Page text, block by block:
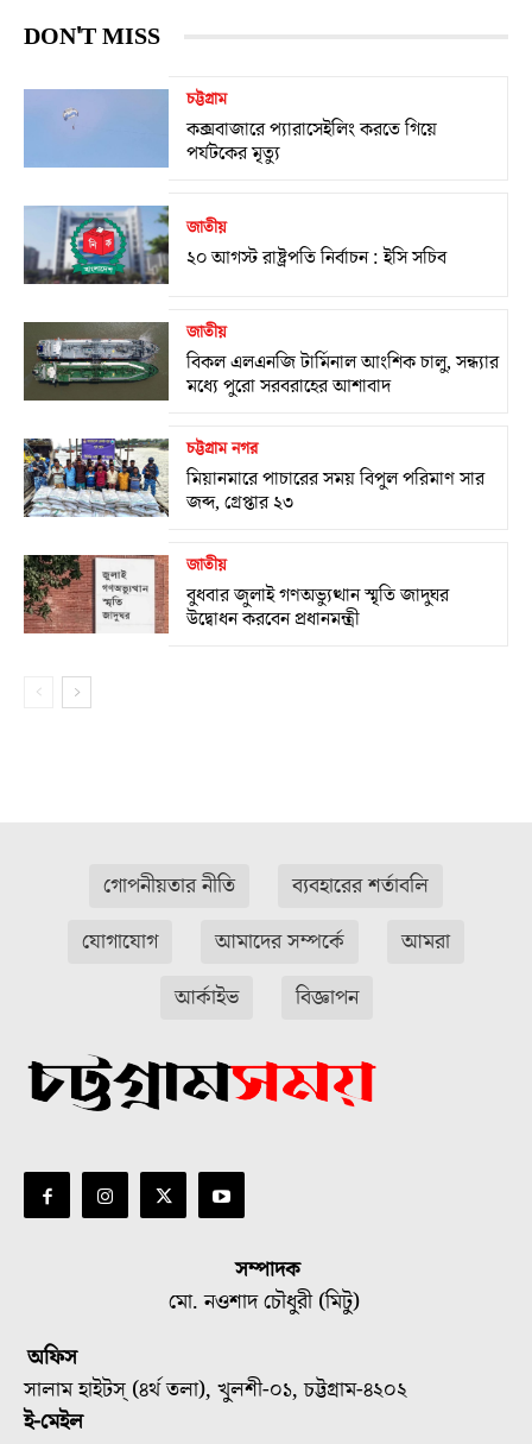
DON'T MISS
চট্টগ্রাম
কক্সবাজারে প্যারাসেইলিং করতে গিয়ে
পর্যটকের মৃত্যু
জাতীয়
২০ আগস্ট রাষ্ট্রপতি নির্বাচন : ইসি সচিব
জাতীয়
বিকল এলএনজি টার্মিনাল আংশিক চালু, সন্ধ্যার
মধ্যে পুরো সরবরাহের আশাবাদ
চট্টগ্রাম নগর
মিয়ানমারে পাচারের সময় বিপুল পরিমাণ সার
জব্দ, গ্রেপ্তার ২৩
জাতীয়
বুধবার জুলাই গণঅভ্যুত্থান স্মৃতি জাদুঘর
উদ্বোধন করবেন প্রধানমন্ত্রী
গোপনীয়তার নীতি
ব্যবহারের শর্তাবলি
যোগাযোগ
আমাদের সম্পর্কে
আমরা
আর্কাইভ
বিজ্ঞাপন
সম্পাদক
মো. নওশাদ চৌধুরী (মিটু)
অফিস
সালাম হাইটস্ (৪র্থ তলা), খুলশী-০১, চট্টগ্রাম-৪২০২
ই-মেইল